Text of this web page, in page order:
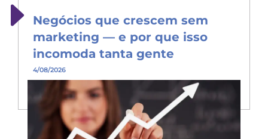
Negócios que crescem sem
marketing — e por que isso
incomoda tanta gente
4/08/2026